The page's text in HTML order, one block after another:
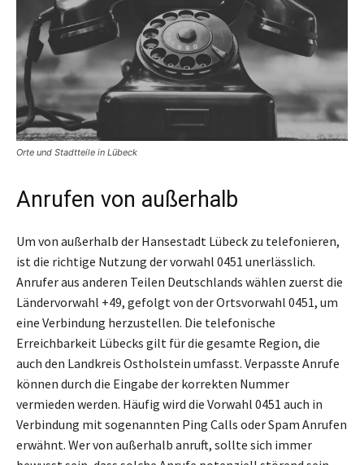
Orte und Stadtteile in Lübeck
Anrufen von außerhalb
Um von außerhalb der Hansestadt Lübeck zu telefonieren,
ist die richtige Nutzung der vorwahl 0451 unerlässlich.
Anrufer aus anderen Teilen Deutschlands wählen zuerst die
Ländervorwahl +49, gefolgt von der Ortsvorwahl 0451, um
eine Verbindung herzustellen. Die telefonische
Erreichbarkeit Lübecks gilt für die gesamte Region, die
auch den Landkreis Ostholstein umfasst. Verpasste Anrufe
können durch die Eingabe der korrekten Nummer
vermieden werden. Häufig wird die Vorwahl 0451 auch in
Verbindung mit sogenannten Ping Calls oder Spam Anrufen
erwähnt. Wer von außerhalb anruft, sollte sich immer